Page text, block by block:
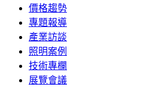
價格趨勢
專題報導
產業訪談
照明案例
技術專欄
展覽會議